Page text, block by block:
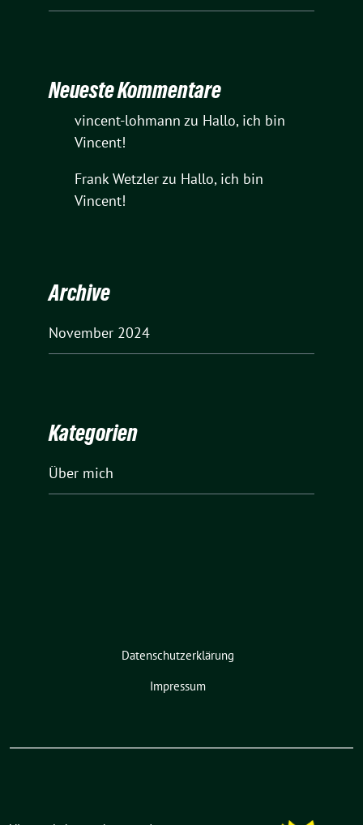
Neueste Kommentare
vincent-lohmann zu Hallo, ich bin
Vincent!
Frank Wetzlerzu Hallo, ich bin
Vincent!
Archive
November 2024
Kategorien
Über mich
Datenschutzerklärung
Impressum